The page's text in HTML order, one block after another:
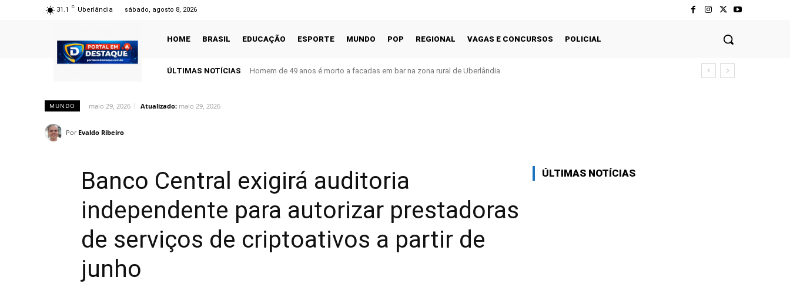
31.1 C Uberlândia sábado, agosto 8, 2026
HOME BRASIL EDUCAÇÃO ESPORTE MUNDO POP REGIONAL VAGAS E CONCURSOS POLICIAL
ÚLTIMAS NOTÍCIAS Homem de 49 anos é morto a facadas em bar na zona rural de Uberlândia
MUNDO maio 29, 2026 Atualizado: maio 29, 2026
Por Evaldo Ribeiro
Banco Central exigirá auditoria
independente para autorizar prestadoras
de serviços de criptoativos a partir de
junho
ÚLTIMAS NOTÍCIAS